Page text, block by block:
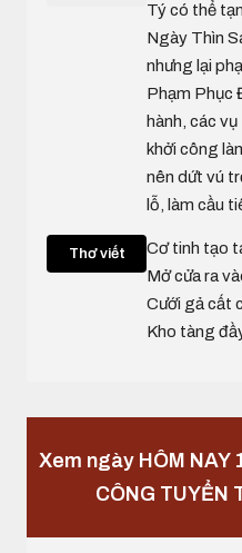
Tý có thể
Ngày Thìn
nhưng lại
Phạm Phục
hành, các vụ
khởi công
nên dứt vú
lỗ, làm cầu
Thơ viết
Cơ tinh tạo
Mở cửa ra
Cưới gả cất
Kho tàng
Xem ngày HÔM NAY
CÔNG TUYỂN